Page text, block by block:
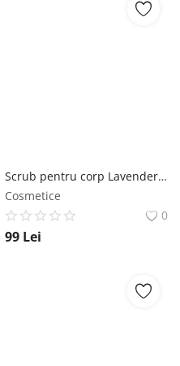
Scrub pentru corp Lavender Apple SABON
Cosmetice
0
99 Lei